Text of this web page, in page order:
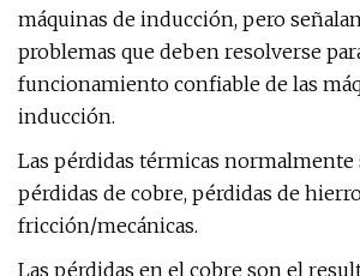
máquinas de inducción, pero
problemas que deben resolverse
funcionamiento confiable de las
inducción.
Las pérdidas térmicas normalmente
pérdidas de cobre, pérdidas de
fricción/mecánicas.
Las pérdidas en el cobre son el